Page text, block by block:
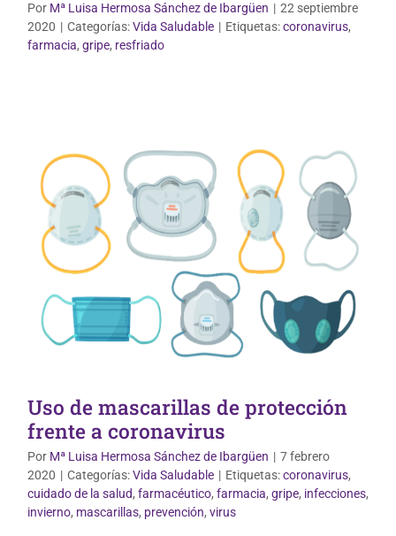
Por Mª Luisa Hermosa Sánchez de Ibargüen | 22 septiembre
2020 | Categorías:Vida Saludable | Etiquetas:coronavirus,
farmacia, gripe, resfriadoVida Saludable
Uso de mascarillas de protección
frente a coronavirus
Por Mª Luisa Hermosa Sánchez de Ibargüen | 7 febrero
2020 | Categorías:Vida Saludable | Etiquetas:coronavirus,
cuidado de la salud, farmacéutico, farmacia, gripe, infecciones,
invierno, mascarillas, prevención, virus
Vida Saludable